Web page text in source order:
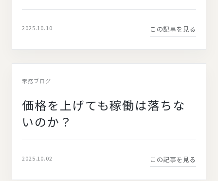
2025.10.10 この記事を見る
常務ブログ
価格を上げても稼働は落ちな
いのか？
2025.10.02 この記事を見る